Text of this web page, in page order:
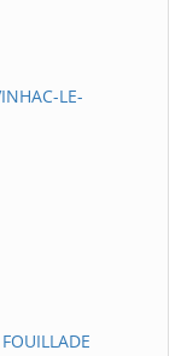
LE-